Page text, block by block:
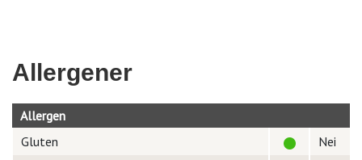
Allergener
Allergen
Gluten
Nei